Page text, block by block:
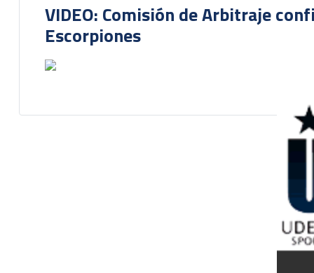
VIDEO: Comisión de Arbitraje
Escorpiones